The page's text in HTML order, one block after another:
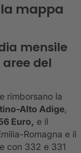
mappa
mensile
del
rimborsano la
Alto Adige,
Euro, e il
Romagna e il
con 332 e 331